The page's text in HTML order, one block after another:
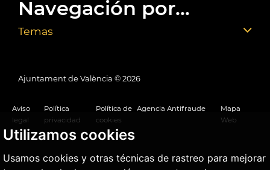
Utilizamos cookies
Usamos cookies y otras técnicas de rastreo para mejorar
Navegación por...
Temas
Ajuntament de València © 2026
Aviso
legal
Política
privacidad
Política de
cookies
Agencia Antifraude
Mapa
Web